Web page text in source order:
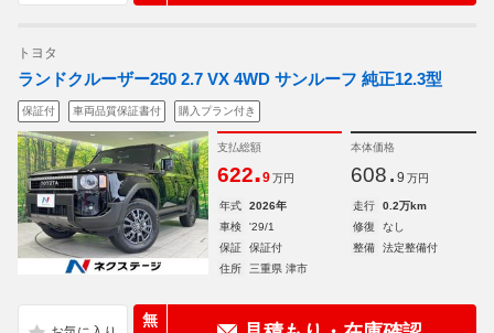
トヨタ
ランドクルーザー250 2.7 VX 4WD サンルーフ 純正12.3型
保証付 車両品質保証書付 購入プラン付き
支払総額
622.9 万円
本体価格
608. 9 万円
年式 2026年 走行
0.2万km
車検
'29/1 修復
なし
保証
保証付 整備
法定整備付
住所
三重県 津市
無